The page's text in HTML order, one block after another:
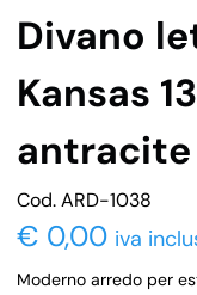
Divano
Kansas
Cod. ARD-1038
€ 0,00 iva
Moderno arredo per